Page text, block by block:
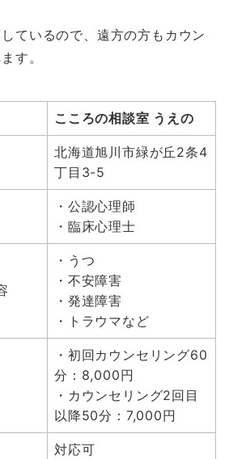
ているので、遠方の方もカウン
す。
こころの相談室 うえの
北海道旭川市緑が丘2条4
丁目3-5
・公認心理師
・臨床心理士
・うつ
・不安障害
・発達障害
・トラウマなど
・初回カウンセリング60
分：8,000円
・カウンセリング2回目
以降50分：7,000円
対応可